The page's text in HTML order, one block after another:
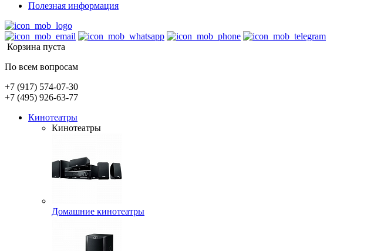
Полезная информация
Корзина пуста
По всем вопросам
+7 (917) 574-07-30
+7 (495) 926-63-77
Кинотеатры
Кинотеатры
Домашние кинотеатры